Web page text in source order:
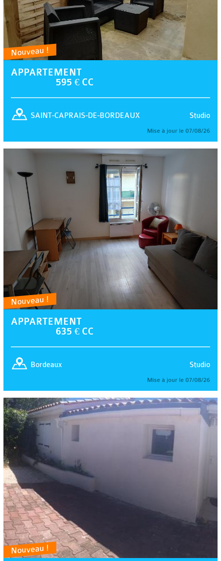
Nouveau !
APPARTEMENT
595 € CC
Studio
SAINT-CAPRAIS-DE-BORDEAUX
Mise à jour le 07/08/26
Nouveau !
APPARTEMENT
635 € CC
Studio
Bordeaux
Mise à jour le 07/08/26
Nouveau !